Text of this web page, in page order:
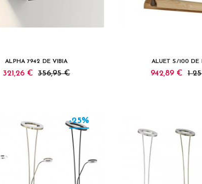
ALPHA 7942 DE VIBIA
321,26 € 356,95 €
ALUET S/100 DE
942,89 € 1
-25%